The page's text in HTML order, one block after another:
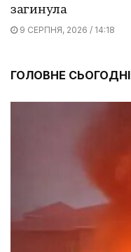
загинула
9 СЕРПНЯ, 2026 / 14:18
ГОЛОВНЕ СЬОГОДНІ